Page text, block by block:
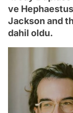
ve
Jackson and
dahil oldu.